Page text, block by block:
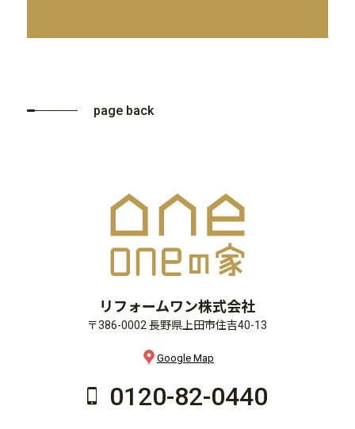
page back
リフォームワン株式会社
〒386-0002 長野県上田市住吉40-13
Google Map
0120-82-0440